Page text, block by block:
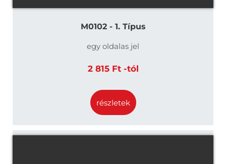
M0102 - 1. Típus
egy oldalas jel
2 815 Ft -tól
részletek